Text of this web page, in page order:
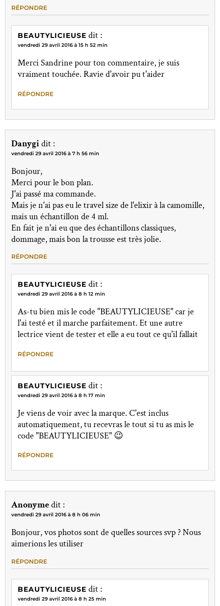
RÉPONDRE
BEAUTYLICIEUSE dit :
vendredi 29 avril 2016 à 15 h 52 min
Merci Sandrine pour ton commentaire, je suis
vraiment touchée. Ravie d'avoir pu t'aider
RÉPONDRE
Danygidit :
vendredi 29 avril 2016 à 7 h 56 min
Bonjour,
Merci pour le bon plan.
J'ai passé ma commande.
Mais je n'ai pas eu le travel size de l'elixir à la camomille,
mais un échantillon de 4 ml.
En fait je n'ai eu que des échantillons classiques,
dommage, mais bon la trousse est très jolie.
RÉPONDRE
BEAUTYLICIEUSE dit :
vendredi 29 avril 2016 à 8 h 12 min
As-tu bien mis le code "BEAUTYLICIEUSE" car je
l'ai testé et il marche parfaitement. Et une autre
lectrice vient de tester et elle a eu tout ce qu'il fallait
RÉPONDRE
BEAUTYLICIEUSE dit :
vendredi 29 avril 2016 à 8 h 17 min
Je viens de voir avec la marque. C'est inclus
automatiquement, tu recevras le tout si tu as mis le
code "BEAUTYLICIEUSE" 😉
RÉPONDRE
Anonymedit :
vendredi 29 avril 2016 à 8 h 06 min
Bonjour, vos photos sont de quelles sources svp ? Nous
aimerions les utiliser
RÉPONDRE
BEAUTYLICIEUSE dit :
vendredi 29 avril 2016 à 8 h 25 min